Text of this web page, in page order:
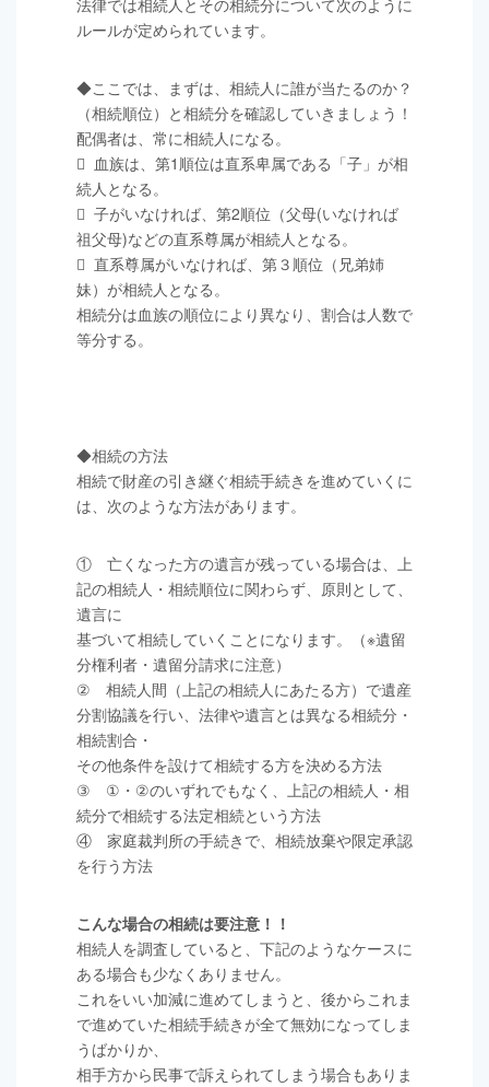
法律では相続人とその相続分について次のように
ルールが定められています。
◆ここでは、まずは、相続人に誰が当たるのか？
（相続順位）と相続分を確認していきましょう！
配偶者は、常に相続人になる。
 血族は、第1順位は直系卑属である「子」が相
続人となる。
 子がいなければ、第2順位（父母(いなければ
祖父母)などの直系尊属が相続人となる。
 直系尊属がいなければ、第３順位（兄弟姉
妹）が相続人となる。
相続分は血族の順位により異なり、割合は人数で
等分する。
◆相続の方法
相続で財産の引き継ぐ相続手続きを進めていくに
は、次のような方法があります。
① 亡くなった方の遺言が残っている場合は、上
記の相続人・相続順位に関わらず、原則として、
遺言に
基づいて相続していくことになります。（※遺留
分権利者・遺留分請求に注意）
② 相続人間（上記の相続人にあたる方）で遺産
分割協議を行い、法律や遺言とは異なる相続分・
相続割合・
その他条件を設けて相続する方を決める方法
③ ①・②のいずれでもなく、上記の相続人・相
続分で相続する法定相続という方法
④ 家庭裁判所の手続きで、相続放棄や限定承認
を行う方法
こんな場合の相続は要注意！！
相続人を調査していると、下記のようなケースに
ある場合も少なくありません。
これをいい加減に進めてしまうと、後からこれま
で進めていた相続手続きが全て無効になってしま
うばかりか、
相手方から民事で訴えられてしまう場合もありま